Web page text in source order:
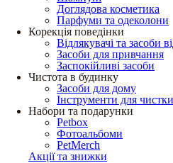
Доглядова косметика
Парфуми та одеколони
Корекція поведінки
Відлякувачі та засоби
Засоби для привчання
Заспокійливі засоби
Чистота в будинку
Засоби для дому
Інструменти для
Набори та подарунки
Petbox
Фотоальбоми
PetMerch
Акції та знижки